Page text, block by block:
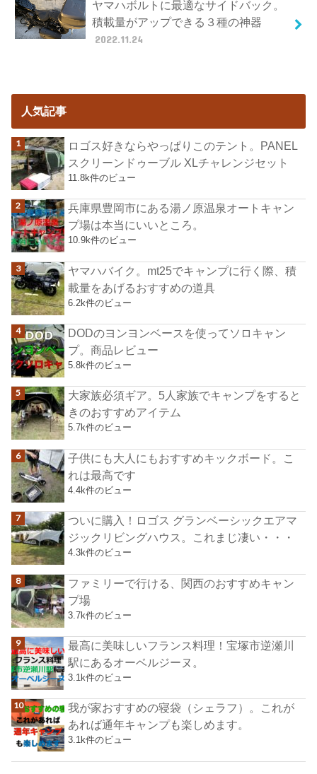
ヤマハボルトに最適なサイドバック。
積載量がアップできる３種の神器
2022.11.24
人気記事
ロゴス好きならやっぱりこのテント。PANEL
スクリーンドゥーブル XLチャレンジセット
11.8k件のビュー
兵庫県豊岡市にある湯ノ原温泉オートキャン
プ場は本当にいいところ。
10.9k件のビュー
ヤマハバイク。mt25でキャンプに行く際、積
載量をあげるおすすめの道具
6.2k件のビュー
DODのヨンヨンベースを使ってソロキャン
プ。商品レビュー
5.8k件のビュー
大家族必須ギア。5人家族でキャンプをすると
きのおすすめアイテム
5.7k件のビュー
子供にも大人にもおすすめキックボード。こ
れは最高です
4.4k件のビュー
ついに購入！ロゴス グランベーシックエアマ
ジックリビングハウス。これまじ凄い・・・
4.3k件のビュー
ファミリーで行ける、関西のおすすめキャン
プ場
3.7k件のビュー
最高に美味しいフランス料理！宝塚市逆瀬川
駅にあるオーベルジーヌ。
3.1k件のビュー
我が家おすすめの寝袋（シェラフ）。これが
あれば通年キャンプも楽しめます。
3.1k件のビュー